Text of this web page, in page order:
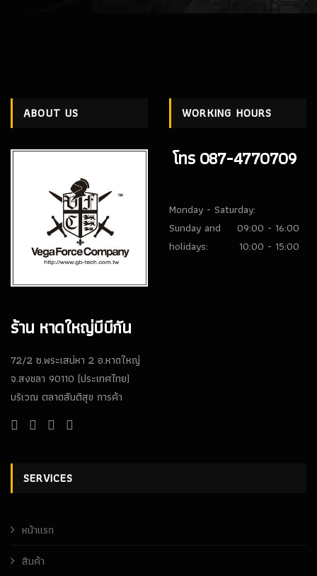
ABOUT US
ร้าน หาดใหญ่บีบีกัน
72/2 ซ.พระเสน่หา 2 อ.หาดใหญ่
จ.สงขลา 90110 (ประเทศไทย)
บริเวณ ตลาดสันติสุข การค้า
WORKING HOURS
โทร 087-4770709
Monday - Saturday:
09:00 - 16:00
Sunday and
holidays:
10:00 - 15:00
SERVICES
หน้าเเรก
สินค้า